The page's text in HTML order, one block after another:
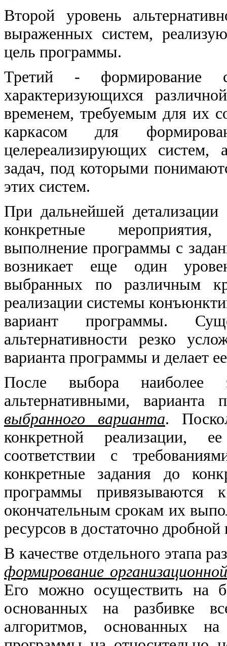
Второй уровень
выраженных систем,
цель программы.
Третий - формирование
характеризующихся
временем, требуемым для их
каркасом для
целереализирующих систем,
задач, под которыми
этих систем.
При дальнейшей
конкретные
выполнение программы с
возникает еще один
выбранных по различным
реализации системы
вариант программы.
альтернативности резко
варианта программы и делает
После выбора наиболее
альтернативными,
выбранного варианта.
конкретной реализации,
соответствии с
конкретные задания до
программы привязываются
окончательным срокам их
ресурсов в достаточно дробной
В качестве отдельного этапа
формирование
Его можно осуществить на
основанных на разбивке
алгоритмов, основанных